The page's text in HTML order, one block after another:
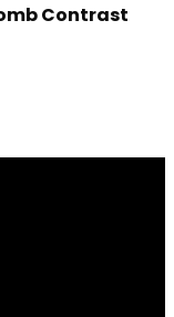
Contrast